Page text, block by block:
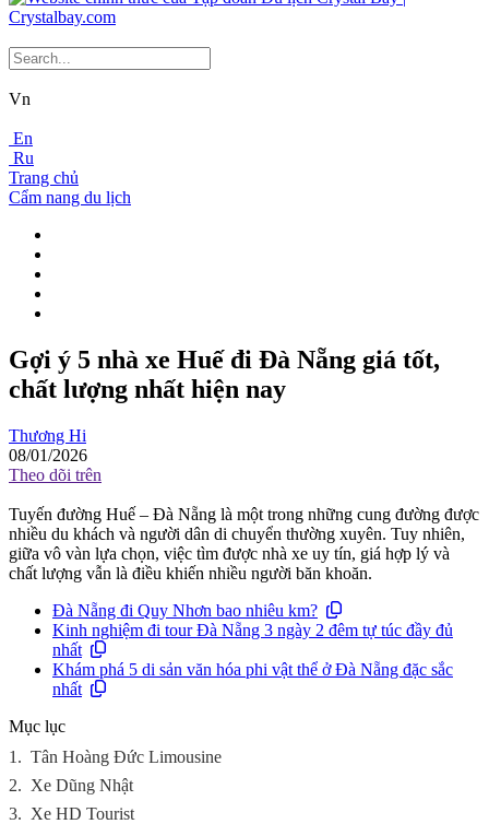
Vn
En
Ru
Trang chủ
Cẩm nang du lịch
Gợi ý 5 nhà xe Huế đi Đà Nẵng giá tốt,
chất lượng nhất hiện nay
Thương Hi
08/01/2026
Theo dõi trên
Tuyến đường Huế – Đà Nẵng là một trong những cung đường được
nhiều du khách và người dân di chuyển thường xuyên. Tuy nhiên,
giữa vô vàn lựa chọn, việc tìm được nhà xe uy tín, giá hợp lý và
chất lượng vẫn là điều khiến nhiều người băn khoăn.
Đà Nẵng đi Quy Nhơn bao nhiêu km?
Kinh nghiệm đi tour Đà Nẵng 3 ngày 2 đêm tự túc đầy đủ
nhất
Khám phá 5 di sản văn hóa phi vật thể ở Đà Nẵng đặc sắc
nhất
Mục lục
1. Tân Hoàng Đức Limousine
2. Xe Dũng Nhật
3. Xe HD Tourist